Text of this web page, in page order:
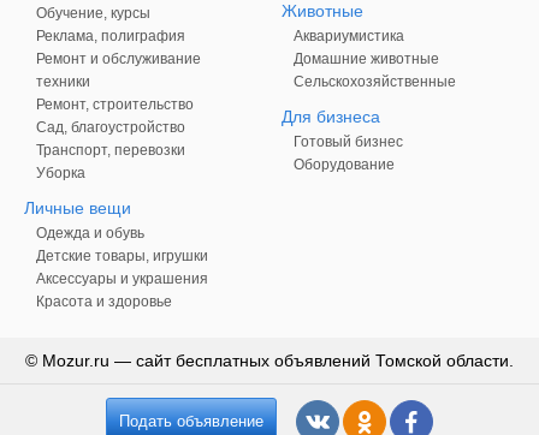
Обучение, курсы
Реклама, полиграфия
Ремонт и обслуживание
техники
Ремонт, строительство
Сад, благоустройство
Транспорт, перевозки
Уборка
Личные вещи
Одежда и обувь
Детские товары, игрушки
Аксессуары и украшения
Красота и здоровье
Животные
Аквариумистика
Домашние животные
Сельскохозяйственные
Для бизнеса
Готовый бизнес
Оборудование
© Mozur.ru — сайт бесплатных объявлений Томской области.
Подать объявление